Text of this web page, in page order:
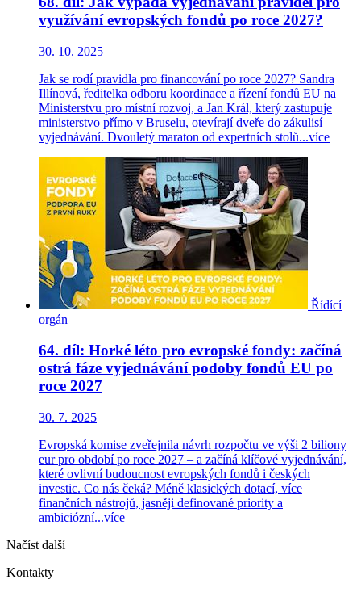
využívání evropských fondů po roce 2027?
30. 10. 2025
Jak se rodí pravidla pro financování po roce 2027? Sandra
Illínová, ředitelka odboru koordinace a řízení fondů EU na
Ministerstvu pro místní rozvoj, a Jan Král, který zastupuje
ministerstvo přímo v Bruselu, otevírají dveře do zákulisí
vyjednávání. Dvouletý maraton od expertních stolů...více
Řídící
orgán
64. díl: Horké léto pro evropské fondy: začíná
ostrá fáze vyjednávání podoby fondů EU po
roce 2027
30. 7. 2025
Evropská komise zveřejnila návrh rozpočtu ve výši 2 biliony
eur pro období po roce 2027 – a začíná klíčové vyjednávání,
které ovlivní budoucnost evropských fondů i českých
investic. Co nás čeká? Méně klasických dotací, více
finančních nástrojů, jasněji definované priority a
ambiciózní...více
Načíst další
Kontakty